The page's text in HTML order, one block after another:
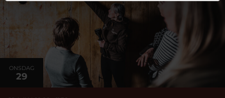
ONSDAG
29